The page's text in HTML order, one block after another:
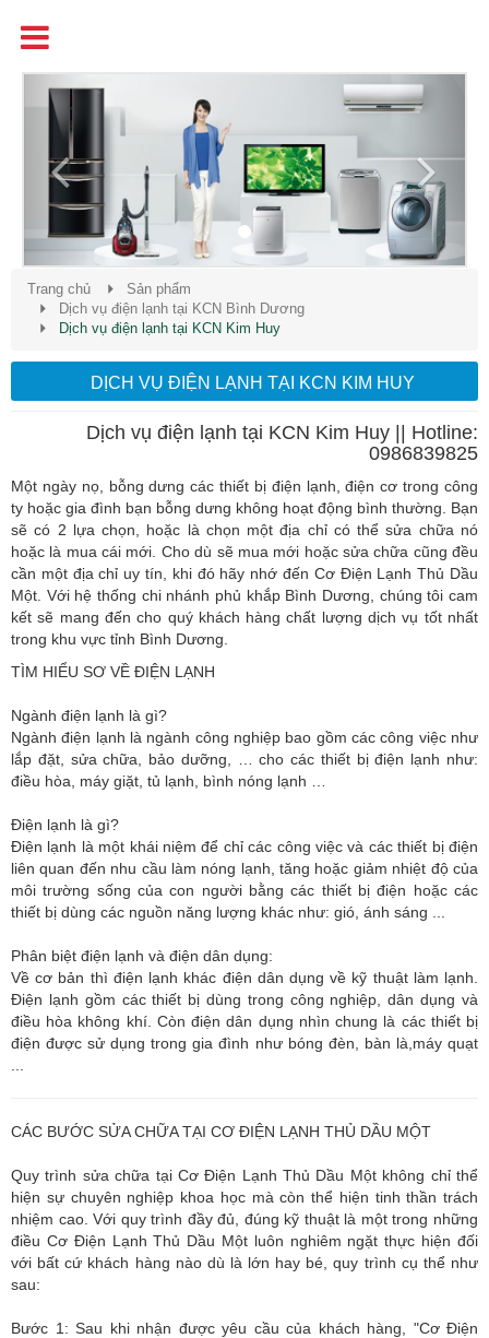
Previous
Trang chủ
Sản phẩm
Dịch vụ điện lạnh tại KCN Bình Dương
Dịch vụ điện lạnh tại KCN Kim Huy
DỊCH VỤ ĐIỆN LẠNH TẠI KCN KIM HUY
Dịch vụ điện lạnh tại KCN Kim Huy || Hotline:
0986839825
Một ngày nọ, bỗng dưng các thiết bị điện lạnh, điện cơ trong công
ty hoặc gia đình bạn bỗng dưng không hoạt động bình thường. Bạn
sẽ có 2 lựa chọn, hoặc là chọn một địa chỉ có thể sửa chữa nó
hoặc là mua cái mới. Cho dù sẽ mua mới hoặc sửa chữa cũng đều
cần một địa chỉ uy tín, khi đó hãy nhớ đến Cơ Điện Lạnh Thủ Dầu
Một. Với hệ thống chi nhánh phủ khắp Bình Dương, chúng tôi cam
kết sẽ mang đến cho quý khách hàng chất lượng dịch vụ tốt nhất
trong khu vực tỉnh Bình Dương.
TÌM HIỂU SƠ VỀ ĐIỆN LẠNH
Ngành điện lạnh là gì?
Ngành điện lạnh là ngành công nghiệp bao gồm các công việc như
lắp đặt, sửa chữa, bảo dưỡng, … cho các thiết bị điện lạnh như:
điều hòa, máy giặt, tủ lạnh, bình nóng lạnh …
Điện lạnh là gì?
Điện lạnh là một khái niệm để chỉ các công việc và các thiết bị điện
liên quan đến nhu cầu làm nóng lạnh, tăng hoặc giảm nhiệt độ của
môi trường sống của con người bằng các thiết bị điện hoặc các
thiết bị dùng các nguồn năng lượng khác như: gió, ánh sáng ...
Phân biệt điện lạnh và điện dân dụng:
Về cơ bản thì điện lạnh khác điện dân dụng về kỹ thuật làm lạnh.
Điện lạnh gồm các thiết bị dùng trong công nghiệp, dân dụng và
điều hòa không khí. Còn điện dân dụng nhìn chung là các thiết bị
điện được sử dụng trong gia đình như bóng đèn, bàn là,máy quạt
CÁC BƯỚC SỬA CHỮA TẠI CƠ ĐIỆN LẠNH THỦ DẦU MỘT
Quy trình sửa chữa tại Cơ Điện Lạnh Thủ Dầu Một không chỉ thể
hiện sự chuyên nghiệp khoa học mà còn thể hiện tinh thần trách
nhiệm cao. Với quy trình đầy đủ, đúng kỹ thuật là một trong những
điều Cơ Điện Lạnh Thủ Dầu Một luôn nghiêm ngặt thực hiện đối
với bất cứ khách hàng nào dù là lớn hay bé, quy trình cụ thể như
sau:
Bước 1: Sau khi nhận được yêu cầu của khách hàng, "Cơ Điện